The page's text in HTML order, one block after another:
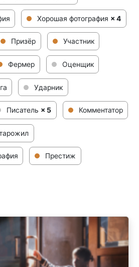
Хорошая фотография × 4
Призёр Участник
Фермер Оценщик
Ударник
Писатель × 5 Комментатор
Престиж